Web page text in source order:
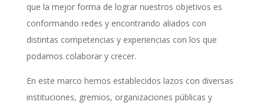
que la mejor forma de lograr nuestros objetivos es
conformando redes y encontrando aliados con
distintas competencias y experiencias con los que
podamos colaborar y crecer.
En este marco hemos establecidos lazos con diversas
instituciones, gremios, organizaciones públicas y